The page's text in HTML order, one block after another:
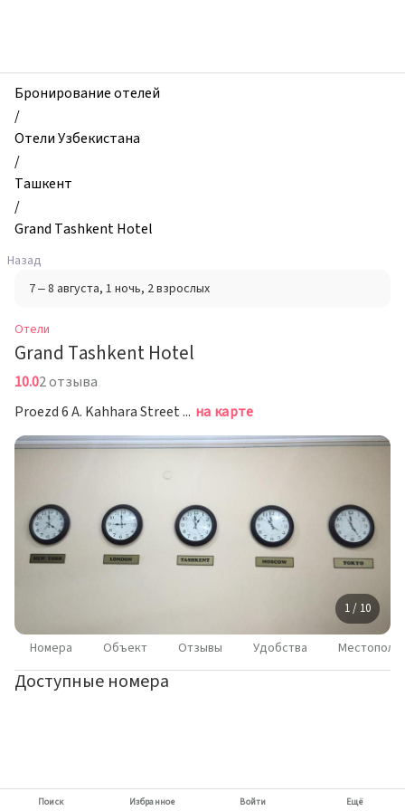
Grand
Tashkent
Hotel,
Ташкент,
Узбекистан
Бронирование отелей
/
Отели Узбекистана
/
Ташкент
/
Grand Tashkent Hotel
Назад
7 – 8 августа, 1 ночь, 2 взрослых
Отели
Grand Tashkent Hotel
10.02 отзыва
Proezd 6 A. Kahhara Street 57, Ташкент на карте
1 / 10
Номера Объект Отзывы Удобства
Доступные номера
Поиск Избранное Войти Ещё